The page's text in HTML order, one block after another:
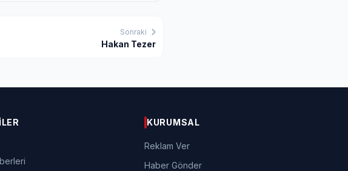
Sonraki
Hakan Tezer
KURUMSAL
Reklam Ver
Haber Gönder